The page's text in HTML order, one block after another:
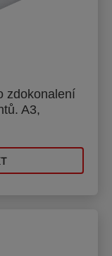
zdokonalení
A3,